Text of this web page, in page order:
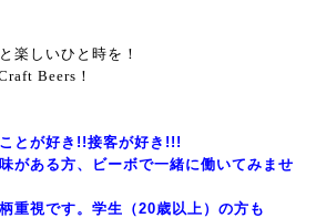
楽しいひと時を！
Beers！
とが好き!!接客が好き!!!
がある方、ビーボで一緒に働いてみませ
重視です。学生（20歳以上）の方も